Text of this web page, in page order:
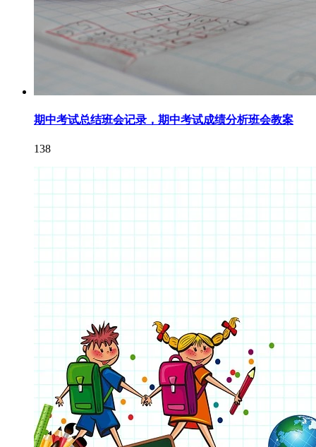
期中考试总结班会记录，期中考试成绩分析班会教案
138